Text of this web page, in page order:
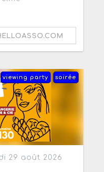
soirée
viewing party
29 août 2026